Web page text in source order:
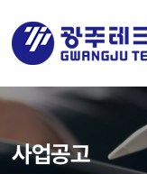
사업공고